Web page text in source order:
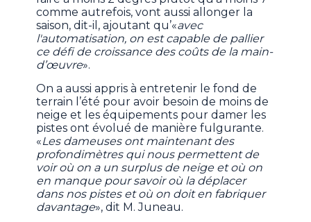
comme autrefois, vont aussi allonger la
saison, dit-il, ajoutant qu’«avec
l'automatisation, on est capable de pallier
ce défi de croissance des coûts de la main-
d’œuvre».
On a aussi appris à entretenir le fond de
terrain l’été pour avoir besoin de moins de
neige et les équipements pour damer les
pistes ont évolué de manière fulgurante.
«Les dameuses ont maintenant des
profondimètres qui nous permettent de
voir où on a un surplus de neige et où on
en manque pour savoir où la déplacer
dans nos pistes et où on doit en fabriquer
davantage», dit M. Juneau.